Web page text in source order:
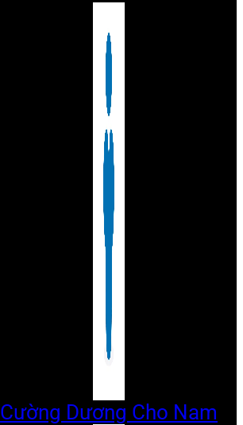
Cường Dương Cho Nam